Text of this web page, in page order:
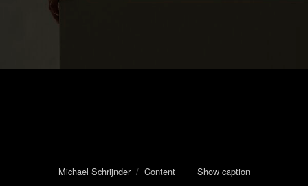
Michael Schrijnder/ Content Show caption